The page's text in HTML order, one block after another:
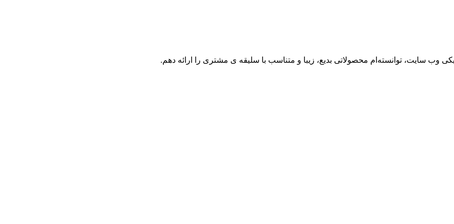
وب سایت، توانسته‌ام محصولاتی بدیع، زیبا و متناسب با سلیقه ی مشتری را ارائه دهم.